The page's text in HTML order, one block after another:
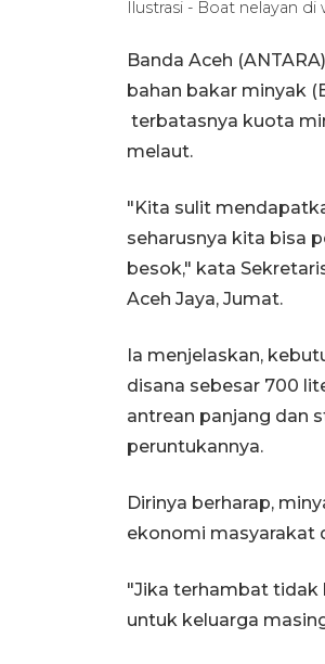
Ilustrasi - Boat nelayan di
Banda Aceh
bahan bakar minyak
terbatasnya kuota
melaut.
"Kita sulit
seharusnya kita bisa
besok," kata
Aceh Jaya, Jumat.
Ia menjelaskan,
disana sebesar 700
antrean panjang dan
peruntukannya.
Dirinya berharap,
ekonomi masyarakat
"Jika terhambat tidak
untuk keluarga